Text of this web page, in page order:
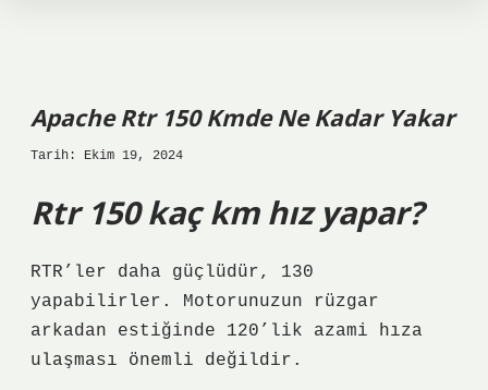
Apache Rtr 150 Kmde Ne Kadar Yakar
Tarih: Ekim 19, 2024
Rtr 150 kaç km hız yapar?
RTR’ler daha güçlüdür, 130
yapabilirler. Motorunuzun rüzgar
arkadan estiğinde 120’lik azami hıza
ulaşması önemli değildir.